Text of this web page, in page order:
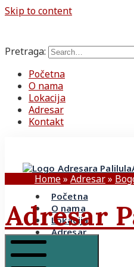
Skip to content
Pretraga:
Početna
O nama
Lokacija
Adresar
Kontakt
Početna
O nama
Lokacija
Adresar
Home» Adresar»
Adresar